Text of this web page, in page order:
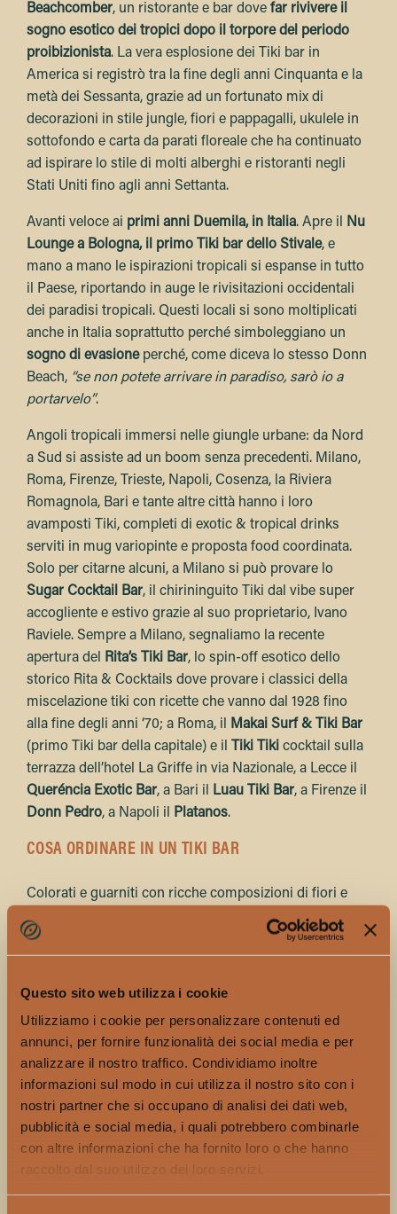
Questo sito web utilizza i cookie
Utilizziamo i cookie per personalizzare contenuti ed
annunci, per fornire funzionalità dei social media e per
analizzare il nostro traffico. Condividiamo inoltre
informazioni sul modo in cui utilizza il nostro sito con i
nostri partner che si occupano di analisi dei dati web,
pubblicità e social media, i quali potrebbero combinarle
con altre informazioni che ha fornito loro o che hanno
raccolto dal suo utilizzo dei loro servizi.
Beachcomber, un ristorante e bar dove far rivivere il
sogno esotico dei tropici dopo il torpore del periodo
proibizionista. La vera esplosione dei Tiki bar in
America si registrò tra la fine degli anni Cinquanta e la
metà dei Sessanta, grazie ad un fortunato mix di
decorazioni in stile jungle, fiori e pappagalli, ukulele in
sottofondo e carta da parati floreale che ha continuato
ad ispirare lo stile di molti alberghi e ristoranti negli
Stati Uniti fino agli anni Settanta.
Avanti veloce ai primi anni Duemila, in Italia. Apre il
Nu
Lounge a Bologna, il primo Tiki bar dello Stivale, e
mano a mano le ispirazioni tropicali si espanse in tutto
il Paese, riportando in auge le rivisitazioni occidentali
dei paradisi tropicali. Questi locali si sono moltiplicati
anche in Italia soprattutto perché simboleggiano un
sogno di evasioneperché, come diceva lo stesso Donn
Beach, “se non potete arrivare in paradiso, sarò io a
portarvelo”.
Angoli tropicali immersi nelle giungle urbane: da Nord
a Sud si assiste ad un boom senza precedenti. Milano,
Roma, Firenze, Trieste, Napoli, Cosenza, la Riviera
Romagnola, Bari e tante altre città hanno i loro
avamposti Tiki, completi di exotic & tropical drinks
serviti in mug variopinte e proposta food coordinata.
Solo per citarne alcuni, a Milano si può provare lo
Sugar Cocktail Bar, il chirininguito Tiki dal vibe super
accogliente e estivo grazie al suo proprietario, Ivano
Raviele. Sempre a Milano, segnaliamo la recente
apertura del
Rita’s Tiki Bar, lo spin-off esotico dello
storico Rita & Cocktails dove provare i classici della
miscelazione tiki con ricette che vanno dal 1928 fino
alla fine degli anni ‘70; a Roma, il
Makai Surf & Tiki Bar
(primo Tiki bar della capitale) e il
Tiki Tiki cocktail sulla
terrazza dell’hotel La Griffe in via Nazionale, a Lecce il
Queréncia Exotic Bar, a Bari il Luau Tiki Bar, a Firenze il
Donn Pedro, a Napoli il Platanos.
COSA ORDINARE IN UN TIKI BAR
Colorati e guarniti con ricche composizioni di fiori e
decisamente intagrammabili, i Tiki-cocktail uniscono al
rum
sciroppi, note fruttate
(soprattutto ananas, arancia, passion fruit e cocco) e
tropicale che cercano di evocare. Per provare qualcosa
di diverso rispetto al famosissimo Mai Tai, abbiamo
chiesto aJonathan Di Vincenzo– ideatore The
RumRunner Company, CEO Valentini Luxury Spirits ed
esperto di rum – di suggerire tre proposte Tiki di livello
da chiedere al bancone o da provare a casa, con i
Golden Nine
Un classico Daiquiri con rum mix e falernum. Per